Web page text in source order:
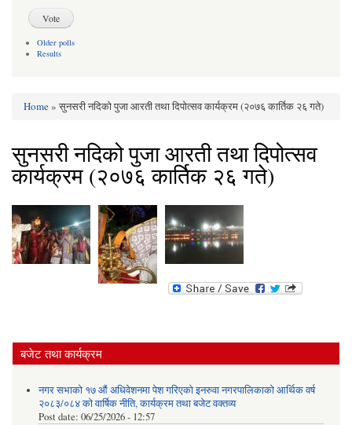
Older polls
Results
You are here
Home» सुनसरी नदिको पुजा आरती तथा दिपोत्सव कार्यक्रम (२०७६ कार्तिक २६ गते)
सुनसरी नदिको पुजा आरती तथा दिपोत्सव
कार्यक्रम (२०७६ कार्तिक २६ गते)
बजेट तथा कार्यक्रम
नगर सभाको १७ औं अधिवेशनमा पेश गरिएको इनरुवा नगरपालिकाको आर्थिक वर्ष
२०८३/०८४ को वार्षिक नीति, कार्यक्रम तथा बजेट वक्तव्य
Post date: 06/25/2026 - 12:57